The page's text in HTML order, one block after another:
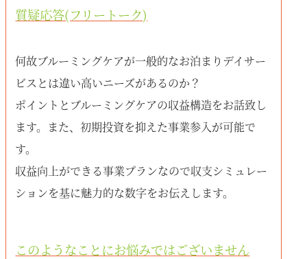
質疑応答(フリートーク)
何故ブルーミングケアが一般的なお泊まりデイサー
ビスとは違い高いニーズがあるのか？
ポイントとブルーミングケアの収益構造をお話致し
ます。また、初期投資を抑えた事業参入が可能で
す。
収益向上ができる事業プランなので収支シミュレー
ションを基に魅力的な数字をお伝えします。
このようなことにお悩みではございません